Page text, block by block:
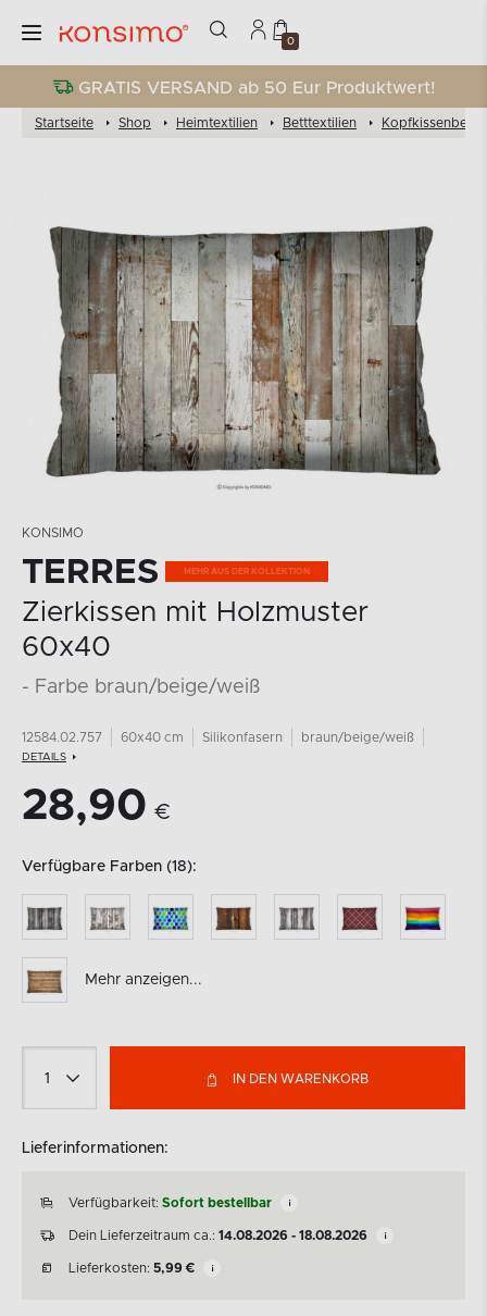
0
GRATIS VERSAND ab 50 Eur Produktwert!
Startseite Shop Heimtextilien Betttextilien
KONSIMO
TERRES
Zierkissen mit Holzmuster
60x40
- Farbe braun/beige/weiß
12584.02.757 60x40 cm Silikonfasern braun/beige/weiß
DETAILS
28,90 €
Verfügbare Farben (18):
Mehr anzeigen...
IN DEN WARENKORB
Lieferinformationen:
Verfügbarkeit: Sofort bestellbar
Dein Lieferzeitraum ca.: 14.08.2026 - 18.08.2026
Lieferkosten: 5,99 €